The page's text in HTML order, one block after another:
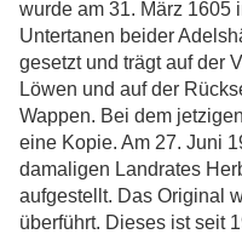
wurde am 31. März 1605
Untertanen beider
gesetzt und trägt auf der
Löwen und auf der
Wappen. Bei dem
eine Kopie. Am 27. Juni
damaligen Landrates
aufgestellt. Das Original
überführt. Dieses ist seit